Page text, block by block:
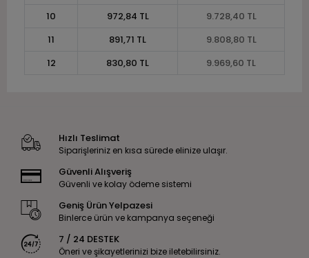
10
972,84 TL
9.728,40 TL
11
891,71 TL
9.808,80 TL
12
830,80 TL 9.969,60 TL
Hızlı Teslimat
Siparişleriniz en kısa sürede elinize ulaşır.
Güvenli Alışveriş
Güvenli ve kolay ödeme sistemi
Geniş Ürün Yelpazesi
Binlerce ürün ve kampanya seçeneği
7 / 24 DESTEK
Öneri ve şikayetlerinizi bize iletebilirsiniz.